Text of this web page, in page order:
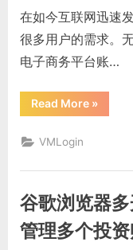
吧！”
在如今互联网迅速
很多用户的需求。
电子商务平台账…
Read More“必
读！
册
程，
轻
松
拥
有
»
VMLogin
谷歌浏览器
管理多个投